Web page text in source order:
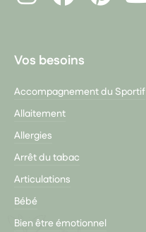
Vos besoins
Accompagnement du Sportif
Allaitement
Allergies
Arrêt du tabac
Articulations
Bébé
Bien être émotionnel